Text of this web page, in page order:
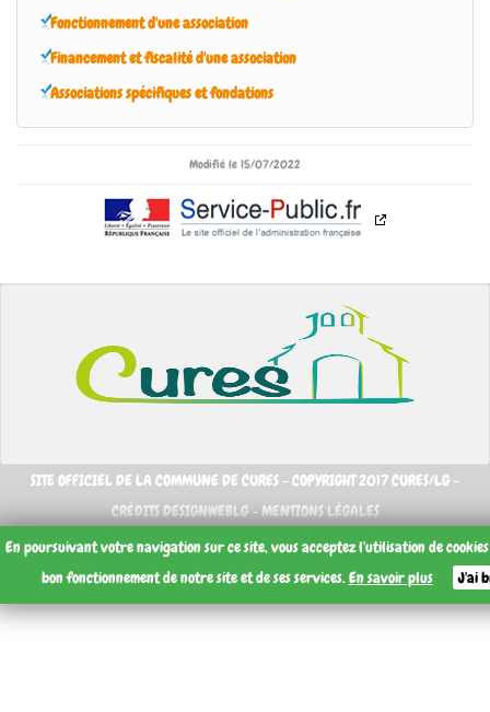
Fonctionnement d'une association
Financement et fiscalité d'une association
Associations spécifiques et fondations
Modifié le 15/07/2022
SITE OFFICIEL DE LA COMMUNE DE CURES - COPYRIGHT 2017 CURES/LG -
CRÉDITS DESIGNWEBLG -MENTIONS LÉGALES
En poursuivant votre navigation sur ce site, vous acceptez l'utilisation de
bon fonctionnement de notre site et de ses services.En savoir plus J'ai